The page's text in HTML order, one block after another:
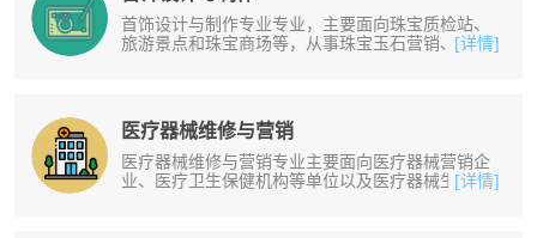
首饰设计与制作专业专业，主要面向珠宝质检站、
旅游景点和珠宝商场等，从事珠宝玉石营销、鉴定
[详情]
医疗器械维修与营销
医疗器械维修与营销专业主要面向医疗器械营销企
业、医疗卫生保健机构等单位以及医疗器械生产企
[详情]